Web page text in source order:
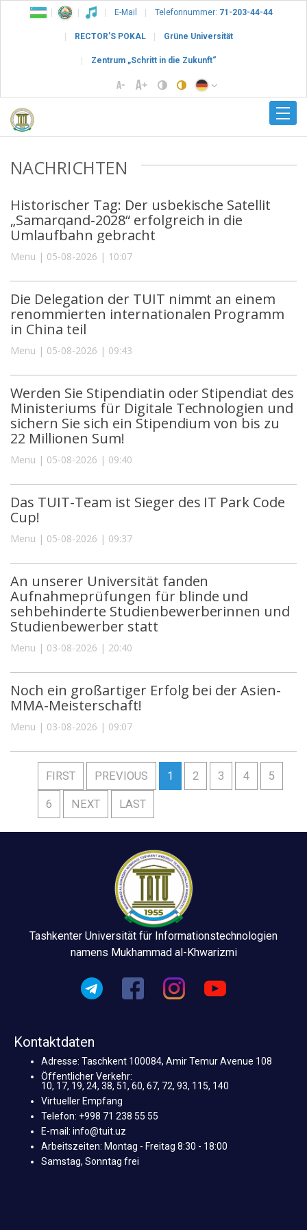
E-Mail Telefonnummer: 71-203-44-44
RECTOR’S POKAL Grüne Universität
Zentrum „Schritt in die Zukunft“
NACHRICHTEN
Historischer Tag: Der usbekische Satellit
„Samarqand-2028“ erfolgreich in die
Umlaufbahn gebracht
Menu | 05-08-2026 | 10:07
Die Delegation der TUIT nimmt an einem
renommierten internationalen Programm
in China teil
Menu | 05-08-2026 | 09:43
Werden Sie Stipendiatin oder Stipendiat des
Ministeriums für Digitale Technologien und
sichern Sie sich ein Stipendium von bis zu
22 Millionen Sum!
Menu | 05-08-2026 | 09:40
Das TUIT-Team ist Sieger des IT Park Code
Cup!
Menu | 05-08-2026 | 09:37
An unserer Universität fanden
Aufnahmeprüfungen für blinde und
sehbehinderte Studienbewerberinnen und
Studienbewerber statt
Menu | 03-08-2026 | 20:40
Noch ein großartiger Erfolg bei der Asien-
MMA-Meisterschaft!
Menu | 03-08-2026 | 09:07
FIRST PREVIOUS 1 2 3 4 5
6 NEXT LAST
Tashkenter Universität für Informationstechnologien
namens Mukhammad al-Khwarizmi
Kontaktdaten
Adresse: Taschkent 100084, Amir Temur Avenue 108
Öffentlicher Verkehr:
10, 17, 19, 24, 38, 51, 60, 67, 72, 93, 115, 140
Virtueller Empfang
Telefon: +998 71 238 55 55
E-mail: info@tuit.uz
Arbeitszeiten: Montag - Freitag 8:30 - 18:00
Samstag, Sonntag frei